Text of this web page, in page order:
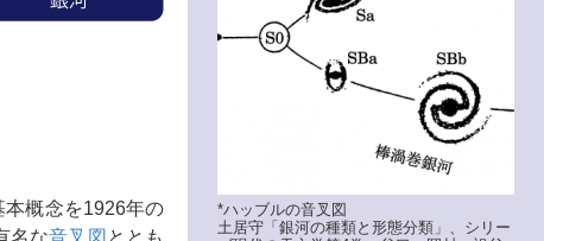
本概念を1926年の
名な音叉図 ととも
*ハッブルの音叉図
土居守「銀河の種類と形態分類」、シリー